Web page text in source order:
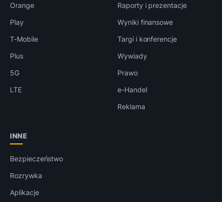
Orange
Play
T-Mobile
Plus
5G
LTE
Raporty i prezentacje
Wyniki finansowe
Targi i konferencje
Wywiady
Prawo
e-Handel
Reklama
INNE
Bezpieczeństwo
Rozrywka
Aplikacje